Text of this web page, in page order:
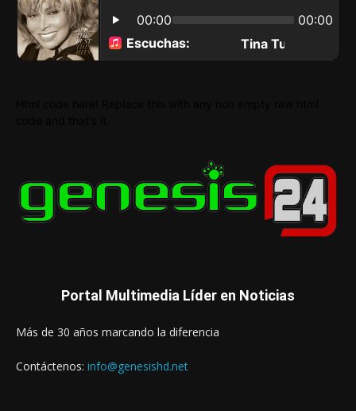
Portal Multimedia Líder en Noticias
Más de 30 años marcando la diferencia
Contáctenos: info@genesishd.net